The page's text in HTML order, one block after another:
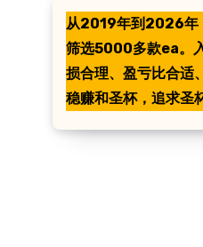
从2019年到2026年
筛选5000多款ea。
损合理、盈亏比合适
稳赚和圣杯，追求圣